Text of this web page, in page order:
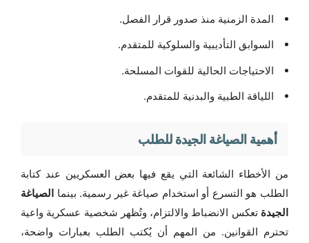
المدة الزمنية منذ صدور قرار الفصل.
السوابق التأديبية والسلوكية للمتقدم.
الاحتياجات الحالية للقوات المسلحة.
اللياقة الطبية والبدنية للمتقدم.
أهمية الصياغة الجيدة للطلب
من الأخطاء الشائعة التي يقع فيها بعض العسكريين عند كتابة
الطلب هو التسرع أو استخدام صياغة غير رسمية. بينما الصياغة
الجيدة تعكس الانضباط والالتزام، وتُظهر شخصية عسكرية واعية
تحترم القوانين. من المهم أن يُكتب الطلب بعبارات واضحة،